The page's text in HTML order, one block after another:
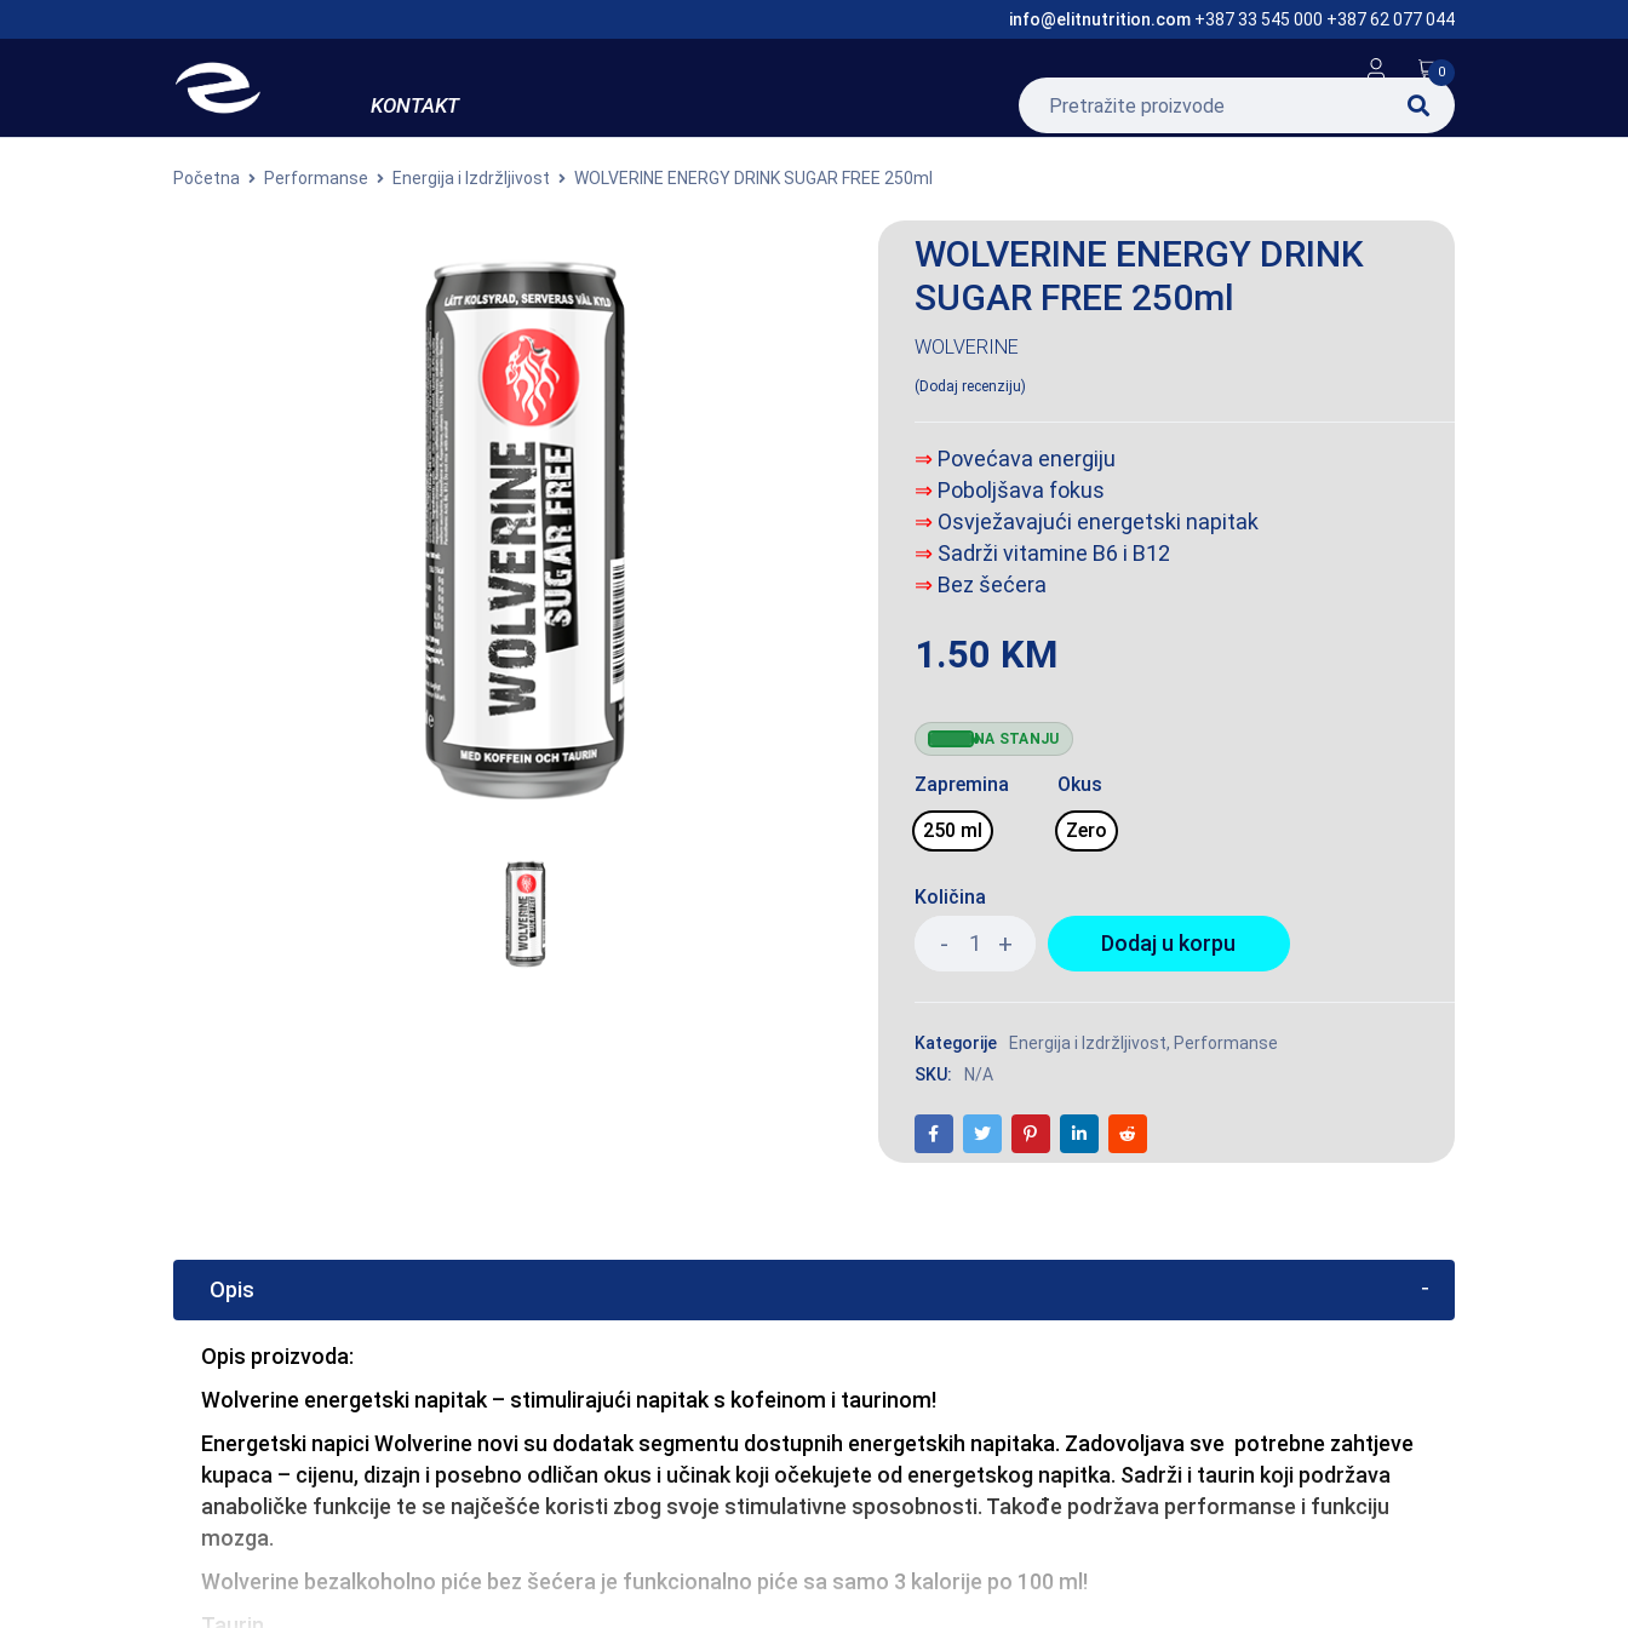
info@elitnutrition.com +387 33 545 000 +387 62 077 044
0
KONTAKT
Početna Performanse Energija i Izdržljivost WOLVERINE ENERGY DRINK SUGAR FREE 250ml
WOLVERINE ENERGY DRINK
SUGAR FREE 250ml
WOLVERINE
Dodaj recenziju
⇒Povećava energiju
⇒Poboljšava fokus
⇒Osvježavajući energetski napitak
⇒Sadrži vitamine B6 i B12
⇒Bez šećera
1.50 KM
NA STANJU
Zapremina
250 ml
Okus
Zero
Količina
Dodaj u korpu
Kategorije Energija i Izdržljivost, Performanse
SKU:
N/A
Opis
Opis proizvoda:
Wolverine energetski napitak – stimulirajući napitak s kofeinom i taurinom!
Energetski napici Wolverine novi su dodatak segmentu dostupnih energetskih napitaka. Zadovoljava sve potrebne zahtjeve
kupaca – cijenu, dizajn i posebno odličan okus i učinak koji očekujete od energetskog napitka. Sadrži i taurin koji podržava
anaboličke funkcije te se najčešće koristi zbog svoje stimulativne sposobnosti. Takođe podržava performanse i funkciju
mozga.
Wolverine bezalkoholno piće bez šećera je funkcionalno piće sa samo 3 kalorije po 100 ml!